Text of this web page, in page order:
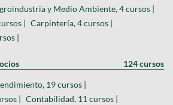
y Medio Ambiente, 4 cursos |
| Carpintería, 4 cursos |
|
124 cursos
19 cursos |
| Contabilidad, 11 cursos |